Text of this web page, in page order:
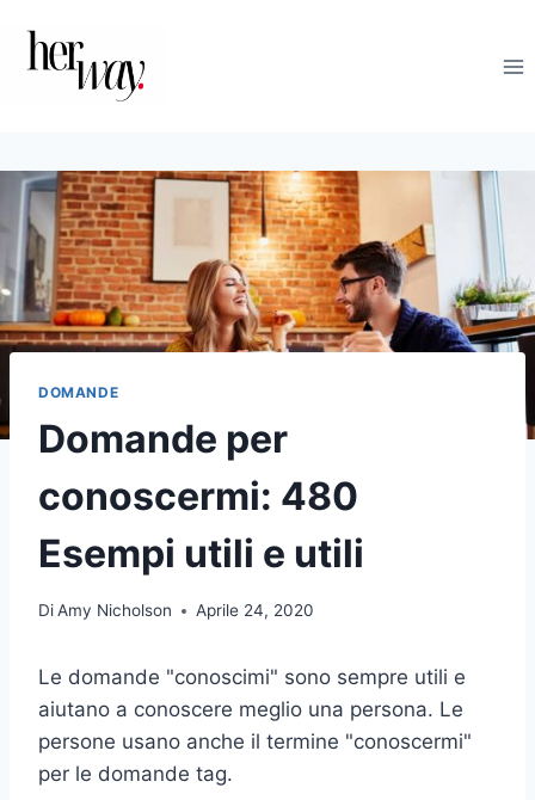
contenuto
DOMANDE
Domande per
conoscermi: 480
Esempi utili e utili
DiAmy Nicholson Aprile 24, 2020
Le domande "conoscimi" sono sempre utili e
aiutano a conoscere meglio una persona. Le
persone usano anche il termine "conoscermi"
per le domande tag.